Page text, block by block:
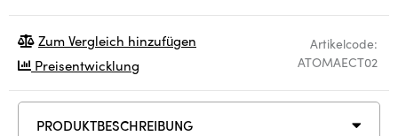
Artikelcode:
ATOMAECT02
Zum Vergleich hinzufügen
Preisentwicklung
PRODUKTBESCHREIBUNG